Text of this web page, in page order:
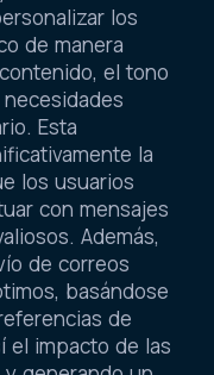
los
de manera
el tono
Esta
la
los usuarios
con mensajes
Además,
de correos
basándose
de
el impacto de las